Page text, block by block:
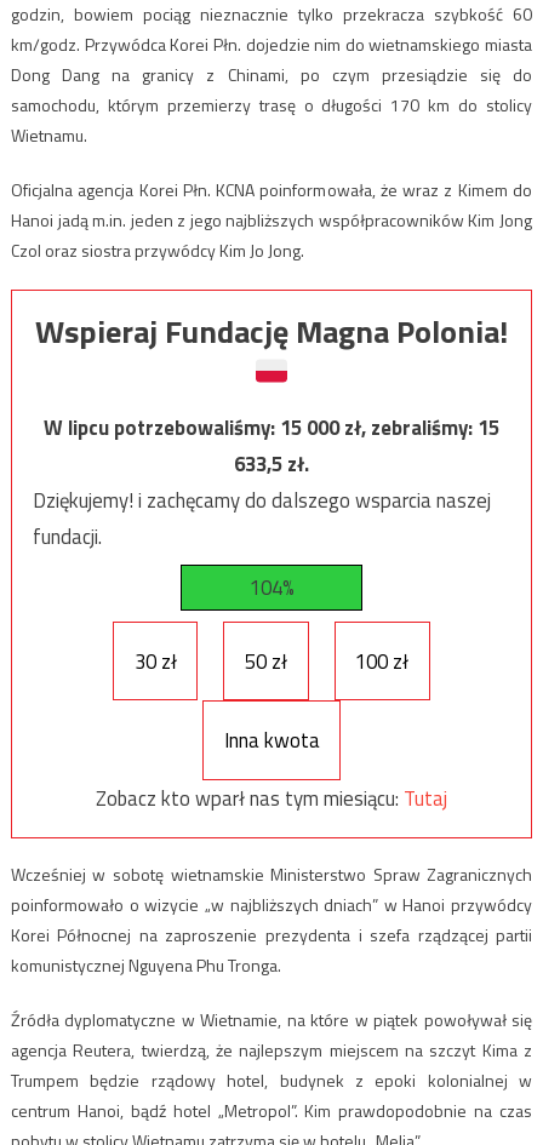
godzin, bowiem pociąg nieznacznie tylko przekracza szybkość 60
km/godz. Przywódca Korei Płn. dojedzie nim do wietnamskiego miasta
Dong Dang na granicy z Chinami, po czym przesiądzie się do
samochodu, którym przemierzy trasę o długości 170 km do stolicy
Wietnamu.
Oficjalna agencja Korei Płn. KCNA poinformowała, że wraz z Kimem do
Hanoi jadą m.in. jeden z jego najbliższych współpracowników Kim Jong
Czol oraz siostra przywódcy Kim Jo Jong.
Wspieraj Fundację Magna Polonia!
W lipcu potrzebowaliśmy:15 000zł, zebraliśmy:15
633,5zł.
Dziękujemy! i zachęcamy do dalszego wsparcia naszej
fundacji.
104%
30 zł 50 zł 100 zł
Inna kwota
Zobacz kto wparł nas tym miesiącu: Tutaj
Wcześniej w sobotę wietnamskie Ministerstwo Spraw Zagranicznych
poinformowało o wizycie „w najbliższych dniach” w Hanoi przywódcy
Korei Północnej na zaproszenie prezydenta i szefa rządzącej partii
komunistycznej Nguyena Phu Tronga.
Źródła dyplomatyczne w Wietnamie, na które w piątek powoływał się
agencja Reutera, twierdzą, że najlepszym miejscem na szczyt Kima z
Trumpem będzie rządowy hotel, budynek z epoki kolonialnej w
centrum Hanoi, bądź hotel „Metropol”. Kim prawdopodobnie na czas